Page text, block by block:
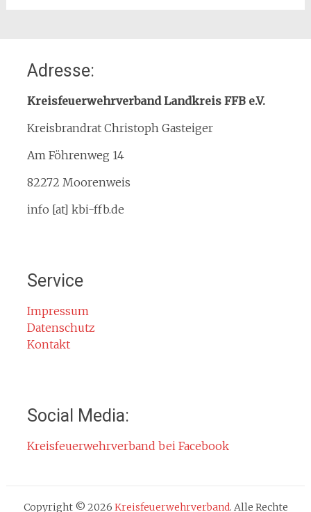
Organisation
Kreisfeuerwehrverband
Kreisbrandinspektion
Service
Rauchmelder
Rettungsgasse
Gefahr durch Kohlenmonoxid
Cookie-Hinweis
Adresse:
Kreisfeuerwehrverband Landkreis FFB e.V.
Kreisbrandrat Christoph Gasteiger
Am Föhrenweg 14
82272 Moorenweis
info [at] kbi-ffb.de
Service
Impressum
Datenschutz
Kontakt
Social Media:
Kreisfeuerwehrverband bei Facebook
Copyright © 2026 Kreisfeuerwehrverband. Alle Rechte